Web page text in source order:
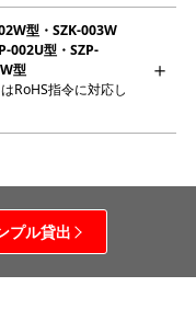
型・SZK-003W
002U型・SZP-
型
RoHS指令に対応し
プル貸出